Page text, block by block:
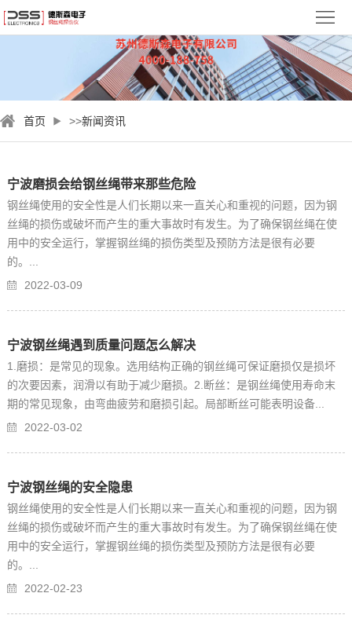
首
德
闻
钢
绳
探
伤
测
案
例
视
中
务
支
联
我
们
首页 >>新闻资讯
宁波磨损会给钢丝绳带来那些危险
钢丝绳使用的安全性是人们长期以来一直关心和重视的问题，因为钢
丝绳的损伤或破坏而产生的重大事故时有发生。为了确保钢丝绳在使
用中的安全运行，掌握钢丝绳的损伤类型及预防方法是很有必要
的。...
2022-03-09
宁波钢丝绳遇到质量问题怎么解决
1.磨损：是常见的现象。选用结构正确的钢丝绳可保证磨损仅是损坏
的次要因素，润滑以有助于减少磨损。2.断丝：是钢丝绳使用寿命末
期的常见现象，由弯曲疲劳和磨损引起。局部断丝可能表明设备...
2022-03-02
宁波钢丝绳的安全隐患
钢丝绳使用的安全性是人们长期以来一直关心和重视的问题，因为钢
丝绳的损伤或破坏而产生的重大事故时有发生。为了确保钢丝绳在使
用中的安全运行，掌握钢丝绳的损伤类型及预防方法是很有必要
的。...
2022-02-23